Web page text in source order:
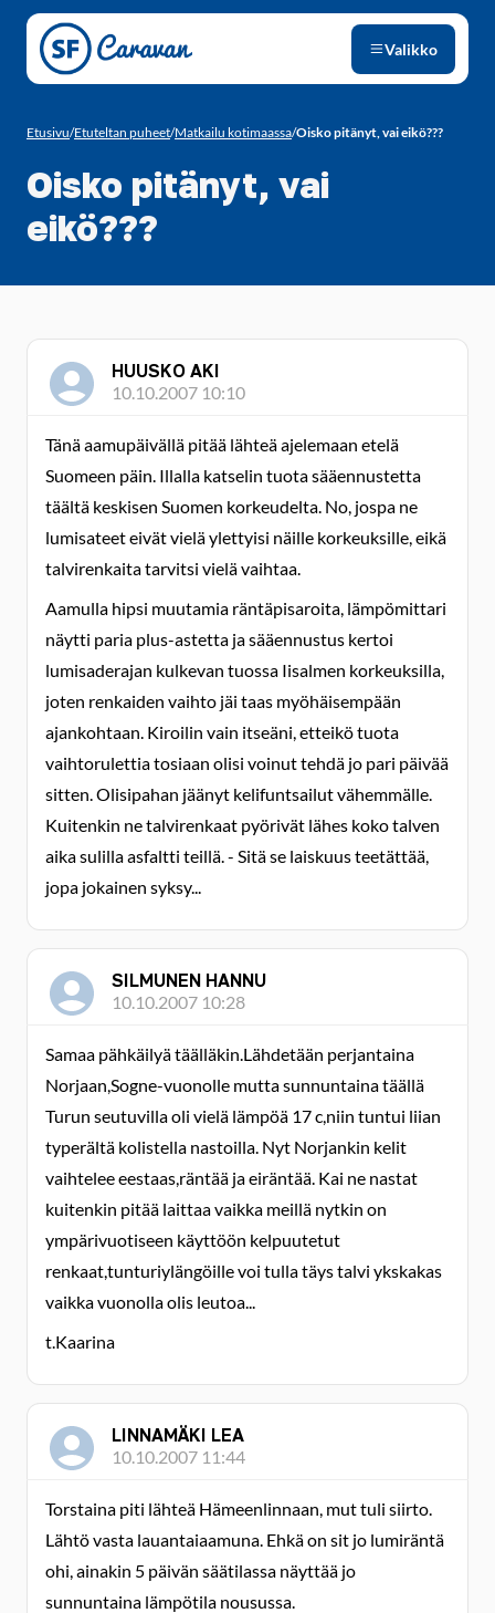
Siirry sivun sisältöön
Valikko
Etusivu/Etuteltan puheet/Matkailu kotimaassa/Oisko pitänyt, vai eikö???
Oisko pitänyt, vai
eikö???
HUUSKO AKI
10.10.2007 10:10
Tänä aamupäivällä pitää lähteä ajelemaan etelä
Suomeen päin. Illalla katselin tuota sääennustetta
täältä keskisen Suomen korkeudelta. No, jospa ne
lumisateet eivät vielä ylettyisi näille korkeuksille, eikä
talvirenkaita tarvitsi vielä vaihtaa.
Aamulla hipsi muutamia räntäpisaroita, lämpömittari
näytti paria plus-astetta ja sääennustus kertoi
lumisaderajan kulkevan tuossa Iisalmen korkeuksilla,
joten renkaiden vaihto jäi taas myöhäisempään
ajankohtaan. Kiroilin vain itseäni, etteikö tuota
vaihtorulettia tosiaan olisi voinut tehdä jo pari päivää
sitten. Olisipahan jäänyt kelifuntsailut vähemmälle.
Kuitenkin ne talvirenkaat pyörivät lähes koko talven
aika sulilla asfaltti teillä. - Sitä se laiskuus teetättää,
jopa jokainen syksy...
SILMUNEN HANNU
10.10.2007 10:28
Samaa pähkäilyä täälläkin.Lähdetään perjantaina
Norjaan,Sogne-vuonolle mutta sunnuntaina täällä
Turun seutuvilla oli vielä lämpöä 17 c,niin tuntui liian
typerältä kolistella nastoilla. Nyt Norjankin kelit
vaihtelee eestaas,räntää ja eiräntää. Kai ne nastat
kuitenkin pitää laittaa vaikka meillä nytkin on
ympärivuotiseen käyttöön kelpuutetut
renkaat,tunturiylängöille voi tulla täys talvi ykskakas
vaikka vuonolla olis leutoa...
t.Kaarina
LINNAMÄKI LEA
10.10.2007 11:44
Torstaina piti lähteä Hämeenlinnaan, mut tuli siirto.
Lähtö vasta lauantaiaamuna. Ehkä on sit jo lumiräntä
ohi, ainakin 5 päivän säätilassa näyttää jo
sunnuntaina lämpötila nousussa.